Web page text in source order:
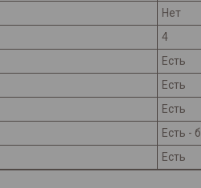
Нет
4
Есть
Есть
Есть
Есть -
Есть